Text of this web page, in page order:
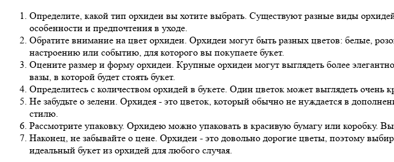
Определите, какой тип орхидеи вы хотите выбрать. Существуют разные виды
особенности и предпочтения в уходе.
Обратите внимание на цвет орхидеи. Орхидеи могут быть разных цветов: белые,
настроению или событию, для которого вы покупаете букет.
Оцените размер и форму орхидеи. Крупные орхидеи могут выглядеть более
вазы, в которой будет стоять букет.
Определитесь с количеством орхидей в букете. Один цветок может выглядеть очень
Не забудьте о зелени. Орхидея - это цветок, который обычно не нуждается в
стилю.
Рассмотрите упаковку. Орхидею можно упаковать в красивую бумагу или коробку.
Наконец, не забывайте о цене. Орхидеи - это довольно дорогие цветы, поэтому
идеальный букет из орхидей для любого случая.